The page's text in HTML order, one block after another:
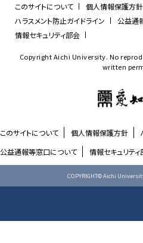
このサイトについて
個人情報保護方針
ハラスメント防止ガイドライン
公益通
情報セキュリティ部会
Copyright Aichi University. No
written
このサイトについて 個人情報保護方針
公益通報等窓口について
情報セキュリテ
COPYRIGHT© Aichi